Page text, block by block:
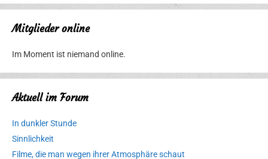
Mitglieder online
Im Moment ist niemand online.
Aktuell im Forum
In dunkler Stunde
Sinnlichkeit
Filme, die man wegen ihrer Atmosphäre schaut